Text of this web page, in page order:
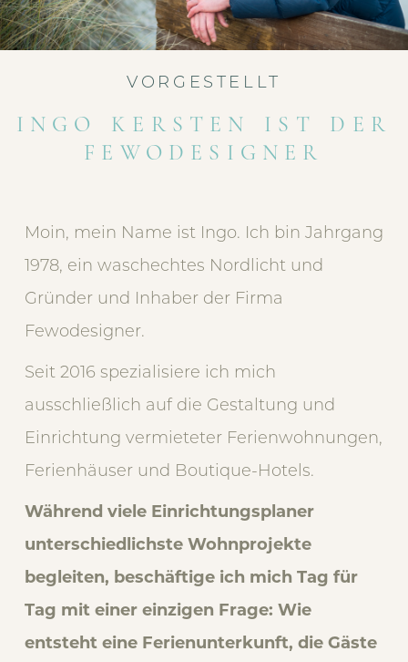
VORGESTELLT
INGO KERSTEN IST DER
FEWODESIGNER
Moin, mein Name ist Ingo. Ich bin Jahrgang
1978, ein waschechtes Nordlicht und
Gründer und Inhaber der Firma
Fewodesigner.
Seit 2016 spezialisiere ich mich
ausschließlich auf die Gestaltung und
Einrichtung vermieteter Ferienwohnungen,
Ferienhäuser und Boutique-Hotels.
Während viele Einrichtungsplaner
unterschiedlichste Wohnprojekte
begleiten, beschäftige ich mich Tag für
Tag mit einer einzigen Frage: Wie
entsteht eine Ferienunterkunft, die Gäste